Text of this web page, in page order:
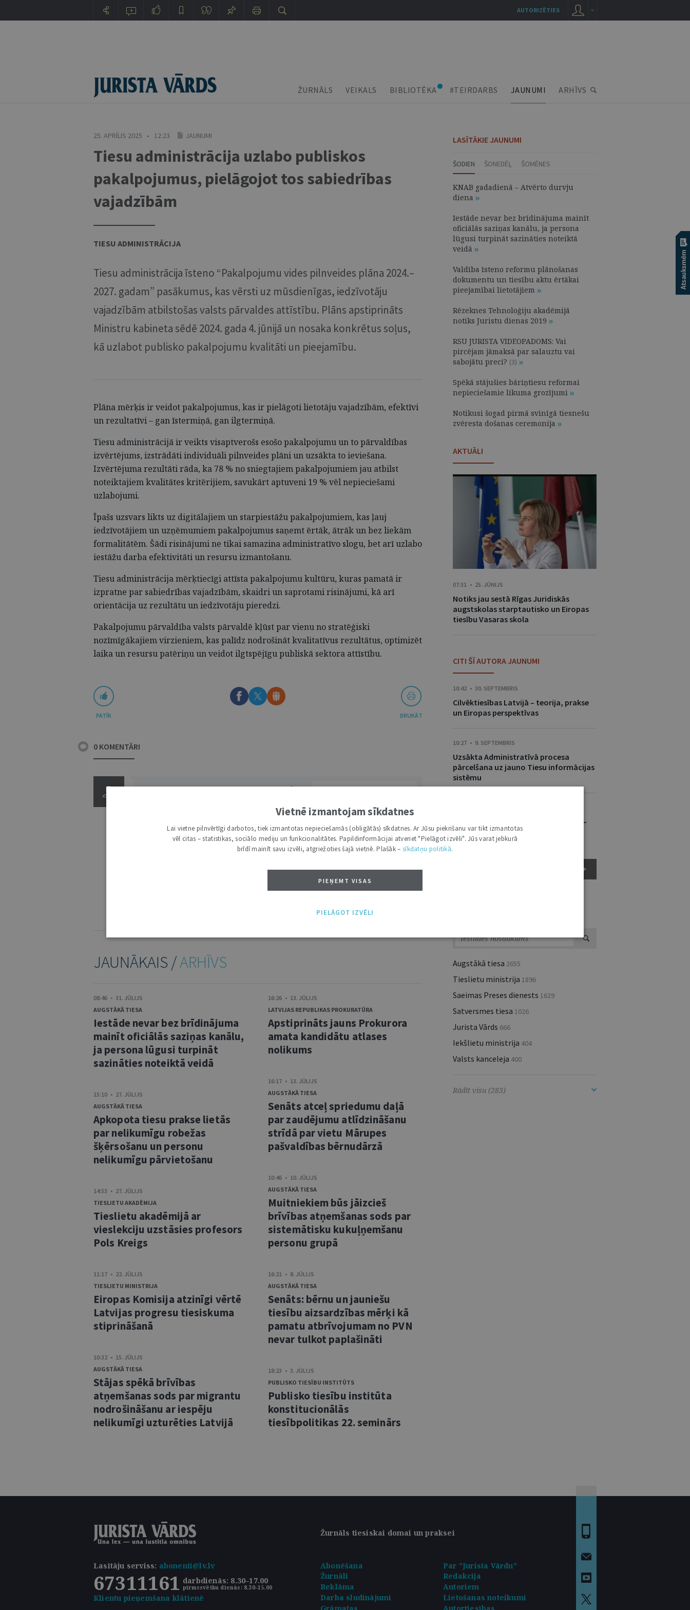
ŽURNĀLS VEIKALS BIBLIOTĒKA #TEIRDARBS JAUNUMI ARHĪVS
25. APRĪLIS 2025 • 12:23 JAUNUMI
Tiesu administrācija uzlabo publiskos
pakalpojumus, pielāgojot tos sabiedrības
vajadzībām
TIESU ADMINISTRĀCIJA
Tiesu administrācija īsteno “Pakalpojumu vides pilnveides plāna 2024.–
2027. gadam” pasākumus, kas vērsti uz mūsdienīgas, iedzīvotāju
vajadzībām atbilstošas valsts pārvaldes attīstību. Plāns apstiprināts
Ministru kabineta sēdē 2024. gada 4. jūnijā un nosaka konkrētus soļus,
kā uzlabot publisko pakalpojumu kvalitāti un pieejamību.
Plāna mērķis ir veidot pakalpojumus, kas ir pielāgoti lietotāju vajadzībām, efektīvi
un rezultatīvi – gan īstermiņā, gan ilgtermiņā.
Tiesu administrācijā ir veikts visaptverošs esošo pakalpojumu un to pārvaldības
izvērtējums, izstrādāti individuāli pilnveides plāni un uzsākta to ieviešana.
Izvērtējuma rezultāti rāda, ka 78 % no sniegtajiem pakalpojumiem jau atbilst
noteiktajiem kvalitātes kritērijiem, savukārt aptuveni 19 % vēl nepieciešami
uzlabojumi.
Īpašs uzsvars likts uz digitālajiem un starpiestāžu pakalpojumiem, kas ļauj
iedzīvotājiem un uzņēmumiem pakalpojumus saņemt ērtāk, ātrāk un bez liekām
formalitātēm. Šādi risinājumi ne tikai samazina administratīvo slogu, bet arī uzlabo
iestāžu darba efektivitāti un resursu izmantošanu.
Tiesu administrācija mērķtiecīgi attīsta pakalpojumu kultūru, kuras pamatā ir
izpratne par sabiedrības vajadzībām, skaidri un saprotami risinājumi, kā arī
orientācija uz rezultātu un iedzīvotāju pieredzi.
Pakalpojumu pārvaldība valsts pārvaldē kļūst par vienu no stratēģiski
nozīmīgākajiem virzieniem, kas palīdz nodrošināt kvalitatīvus rezultātus, optimizēt
laika un resursu patēriņu un veidot ilgtspējīgu publiskā sektora attīstību.
PATĪK DRUKĀT
0 KOMENTĀRI
VĀRDS
JAUNĀKAIS /ARHĪVS
08:46 • 31. JŪLIJS
AUGSTĀKĀ TIESA
Iestāde nevar bez brīdinājuma
mainīt oficiālās saziņas kanālu,
ja persona lūgusi turpināt
sazināties noteiktā veidā
15:10 • 27. JŪLIJS
AUGSTĀKĀ TIESA
Apkopota tiesu prakse lietās
par nelikumīgu robežas
šķērsošanu un personu
nelikumīgu pārvietošanu
14:53 • 27. JŪLIJS
TIESLIETU AKADĒMIJA
Tieslietu akadēmijā ar
vieslekciju uzstāsies profesors
Pols Kreigs
11:17 • 22. JŪLIJS
TIESLIETU MINISTRIJA
Eiropas Komisija atzinīgi vērtē
Latvijas progresu tiesiskuma
stiprināšanā
10:32 • 15. JŪLIJS
AUGSTĀKĀ TIESA
Stājas spēkā brīvības
atņemšanas sods par migrantu
nodrošināšanu ar iespēju
nelikumīgi uzturēties Latvijā
16:26 • 13. JŪLIJS
LATVIJAS REPUBLIKAS PROKURATŪRA
Apstiprināts jauns Prokurora
amata kandidātu atlases
nolikums
16:17 • 13. JŪLIJS
AUGSTĀKĀ TIESA
Senāts atceļ spriedumu daļā
par zaudējumu atlīdzināšanu
strīdā par vietu Mārupes
pašvaldības bērnudārzā
10:46 • 10. JŪLIJS
AUGSTĀKĀ TIESA
Muitniekiem būs jāizcieš
brīvības atņemšanas sods par
sistemātisku kukuļņemšanu
personu grupā
16:21 • 8. JŪLIJS
AUGSTĀKĀ TIESA
Senāts: bērnu un jauniešu
tiesību aizsardzības mērķi kā
pamatu atbrīvojumam no PVN
nevar tulkot paplašināti
18:23 • 3. JŪLIJS
PUBLISKO TIESĪBU INSTITŪTS
Publisko tiesību institūta
konstitucionālās
tiesībpolitikas 22. seminārs
LASĪTĀKIE JAUNUMI
ŠODIEN ŠONEDĒĻ ŠOMĒNES
KNAB gadadienā – Atvērto durvju
diena
Iestāde nevar bez brīdinājuma mainīt
oficiālās saziņas kanālu, ja persona
lūgusi turpināt sazināties noteiktā
veidā
Valdība īsteno reformu plānošanas
dokumentu un tiesību aktu ērtākai
pieejamībai lietotājiem
Rēzeknes Tehnoloģiju akadēmijā
notiks Juristu dienas 2019
RSU JURISTA VIDEOPADOMS: Vai
pircējam jāmaksā par salauztu vai
sabojātu preci? (3)
Spēkā stājušies bāriņtiesu reformai
nepieciešamie likuma grozījumi
Notikusi šogad pirmā svinīgā tiesnešu
zvēresta došanas ceremonija
AKTUĀLI
07:31 • 25. JŪNIJS
Notiks jau sestā Rīgas Juridiskās
augstskolas starptautisko un Eiropas
tiesību Vasaras skola
CITI ŠĪ AUTORA JAUNUMI
10:42 • 30. SEPTEMBRIS
Cilvēktiesības Latvijā – teorija, prakse
un Eiropas perspektīvas
10:27 • 9. SEPTEMBRIS
Uzsākta Administratīvā procesa
pārcelšana uz jauno Tiesu informācijas
sistēmu
Jauns pakalpojums e-lietas portālā –
“Valsts kompensācijas kalkulators”
Augstākā tiesa 2655
Tieslietu ministrija 1896
Saeimas Preses dienests 1629
Satversmes tiesa 1026
Jurista Vārds 666
Iekšlietu ministrija 404
Valsts kanceleja 400
Rādīt visu (283)
Žurnāls tiesiskai domai un praksei
Lasītāju serviss: abonenti@lv.lv
67311161 darbdienās: 8.30–17.00
pirmssvētku dienās: 8.30–15.00
Klientu pieņemšana klātienē
Abonēšana
Par "Jurista Vārdu"
Žurnāli
Redakcija
Reklāma
Autoriem
Darba sludinājumi
Lietošanas noteikumi
AUTORIZĒTIES
Vietnē izmantojam sīkdatnes
Lai vietne pilnvērtīgi darbotos, tiek izmantotas nepieciešamās (obligātās) sīkdatnes. Ar Jūsu piekrišanu var tikt izmantotas
vēl citas – statistikas, sociālo mediju un funkcionalitātes. Papildinformācijai atveriet "Pielāgot izvēli". Jūs varat jebkurā
brīdī mainīt savu izvēli, atgriežoties šajā vietnē. Plašāk – sīkdatņu politikā.
PIEŅEMT VISAS
PIELĀGOT IZVĒLI